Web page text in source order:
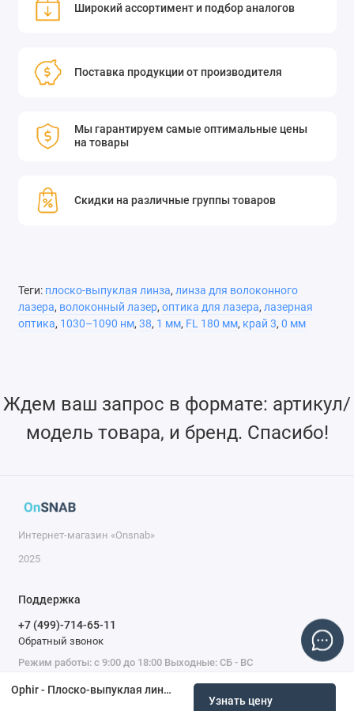
Ophir - Плоско-выпуклая линза, 1030–1090 нм, 38,1 мм, FL 180 мм, край 3,0 мм, волоконный лазер
Узнать цену
Широкий ассортимент и подбор аналогов
Поставка продукции от производителя
Мы гарантируем самые оптимальные цены
на товары
Скидки на различные группы товаров
Теги: плоско-выпуклая линза, линза для волоконного
лазера, волоконный лазер, оптика для лазера, лазерная
оптика, 1030–1090 нм, 38, 1 мм, FL 180 мм, край 3, 0 мм
Ждем ваш запрос в формате: артикул/
модель товара, и бренд. Спасибо!
Интернет-магазин «Onsnab»
2025
Поддержка
+7 (499)-714-65-11
Обратный звонок
Режим работы: с 9:00 до 18:00 Выходные: СБ - ВС